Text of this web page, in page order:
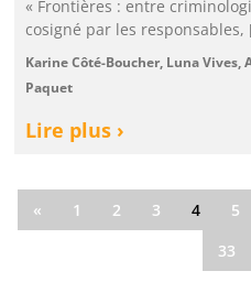
« Frontières : entre
cosigné par les
Karine Côté-Boucher, Luna Vives,
Paquet
Lire plus ›
« 1 2 3 4 5
33